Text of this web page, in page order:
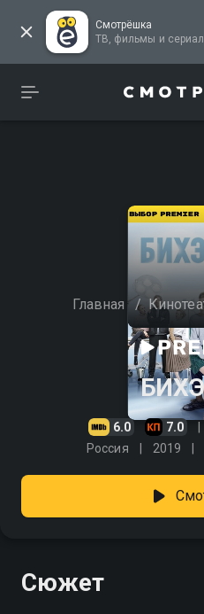
Смотрёшка
ТВ, фильмы и
Главная /
6.0 7.0
Россия 2019
Сюжет